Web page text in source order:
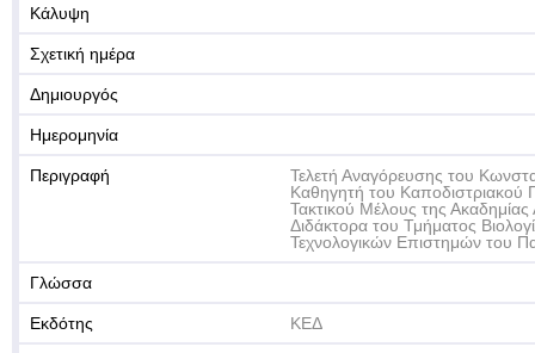
Κάλυψη
Σχετική ημέρα
Δημιουργός
Ημερομηνία
Περιγραφή
Τελετή Αναγόρευσης του
Καθηγητή του Καποδιστριακού
Τακτικού Μέλους της
Διδάκτορα του Τμήματος
Τεχνολογικών Επιστημών του
Γλώσσα
Εκδότης ΚΕΔ